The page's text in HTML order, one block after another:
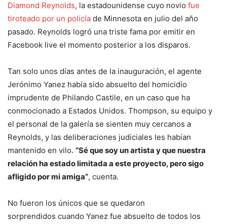
Diamond Reynolds, la estadounidense cuyo novio fue
tiroteado por un policía de Minnesota en julio del año
pasado. Reynolds logró una triste fama por emitir en
Facebook live el momento posterior a los disparos.
Tan solo unos días antes de la inauguración, el agente
Jerónimo Yanez había sido absuelto del homicidio
imprudente de Philando Castile, en un caso que ha
conmocionado a Estados Unidos. Thompson, su equipo y
el personal de la galería se sienten muy cercanos a
Reynolds, y las deliberaciones judiciales les habían
mantenido en vilo. “Sé que soy un artista y que nuestra
relación ha estado limitada a este proyecto, pero sigo
afligido por mi amiga”, cuenta.
No fueron los únicos que se quedaron
sorprendidos cuando Yanez fue absuelto de todos los